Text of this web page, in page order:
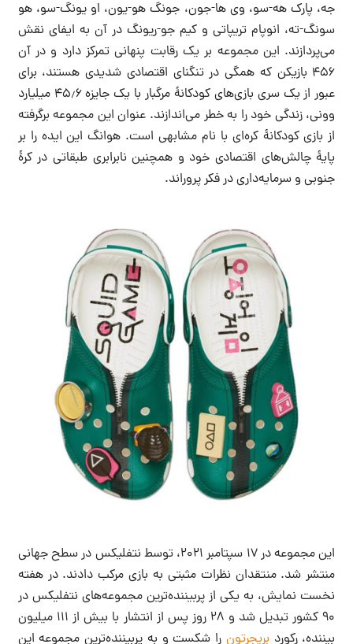
جه، پارک هه-سو، وی ها-جون، جونگ هو-یون، او یونگ-سو، هو
سونگ-ته، انوپام تریپاتی و کیم جو-ریونگ در آن به ایفای نقش
می‌پردازند. این مجموعه بر یک رقابت پنهانی تمرکز دارد و در آن
۴۵۶ بازیکن که همگی در تنگنای اقتصادی شدیدی هستند، برای
عبور از یک سری بازی‌های کودکانهٔ مرگبار با یک جایزه ۴۵٫۶ میلیارد
وونی، زندگی خود را به خطر می‌اندازند. عنوان این مجموعه برگرفته
از بازی کودکانهٔ کره‌ای با نام مشابهی است. هوانگ این ایده را بر
پایهٔ چالش‌های اقتصادی خود و همچنین نابرابری طبقاتی در کرهٔ
جنوبی و سرمایه‌داری در فکر پروراند.
این مجموعه در ۱۷ سپتامبر ۲۰۲۱، توسط نتفلیکس در سطح جهانی
منتشر شد. منتقدان نظرات مثبتی به بازی مرکب دادند. در هفته
نخست نمایش، به یکی از پربیننده‌ترین مجموعه‌های نتفلیکس در
۹۰ کشور تبدیل شد و ۲۸ روز پس از انتشار با بیش از ۱۱۱ میلیون
بیننده، رکورد بریجرتون را شکست و به پربیننده‌ترین مجموعه این